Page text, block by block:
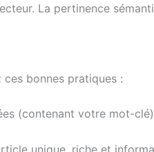
La pertinence
bonnes pratiques :
(contenant votre mot-